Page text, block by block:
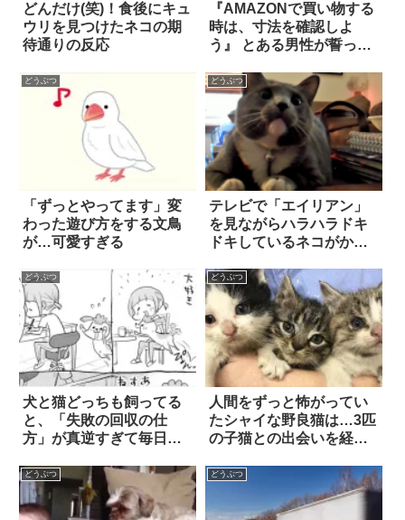
どんだけ(笑)！食後にキュ
ウリを見つけたネコの期
待通りの反応
『AMAZONで買い物する
時は、寸法を確認しよ
う』 とある男性が誓った
どうぶつ
「ずっとやってます」変
わった遊び方をする文鳥
が…可愛すぎる
どうぶつ
テレビで「エイリアン」
を見ながらハラハラドキ
ドキしているネコがかわ
どうぶつ
犬と猫どっちも飼ってる
と、「失敗の回収の仕
方」が真逆すぎて毎日た
どうぶつ
人間をずっと怖がってい
たシャイな野良猫は…3匹
の子猫との出会いを経
先輩」へと成長した！！
どうぶつ どうぶつ